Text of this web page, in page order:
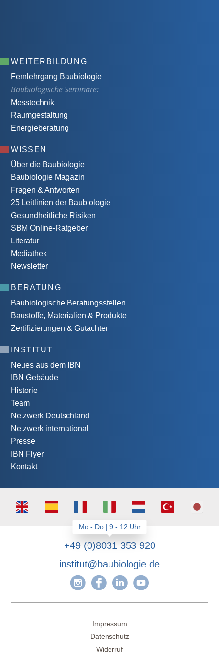
WEITERBILDUNG
Fernlehrgang Baubiologie
Baubiologische Seminare:
Messtechnik
Raumgestaltung
Energieberatung
WISSEN
Über die Baubiologie
Baubiologie Magazin
Fragen & Antworten
25 Leitlinien der Baubiologie
Gesundheitliche Risiken
SBM Online-Ratgeber
Literatur
Mediathek
Newsletter
BERATUNG
Baubiologische Beratungsstellen
Baustoffe, Materialien & Produkte
Zertifizierungen & Gutachten
INSTITUT
Neues aus dem IBN
IBN Gebäude
Historie
Team
Netzwerk Deutschland
Netzwerk international
Presse
IBN Flyer
Kontakt
+49 (0)8031 353 920
institut@baubiologie.de
Impressum
Datenschutz
Widerruf